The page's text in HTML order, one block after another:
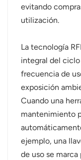
evitando
utilización.
La tecnología
integral del ciclo
frecuencia de
exposición
Cuando una
mantenimiento
ejemplo, una
de uso se